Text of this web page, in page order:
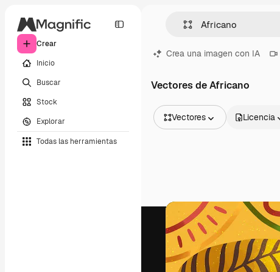
Crear
Inicio
Buscar
Stock
Explorar
Todas las herramientas
Crea una imagen con IA
Vectores de Africano
Vectores
Vídeos
Clips de vídeo
Motion graphics
Plantillas de vídeos
Iconos
Modelos 3D
Fuentes
Licencia